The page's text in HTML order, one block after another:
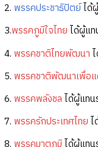
2. พรรคประชาธิปัตย์ได้
3.พรรคภูมิใจไทย ได้ผู้แ
4. พรรคชาติไทยพัฒนา
5. พรรคชาติพัฒนาเพื่อ
6. พรรคพลังชล ได้ผู้แท
7. พรรครักประเทศไทย